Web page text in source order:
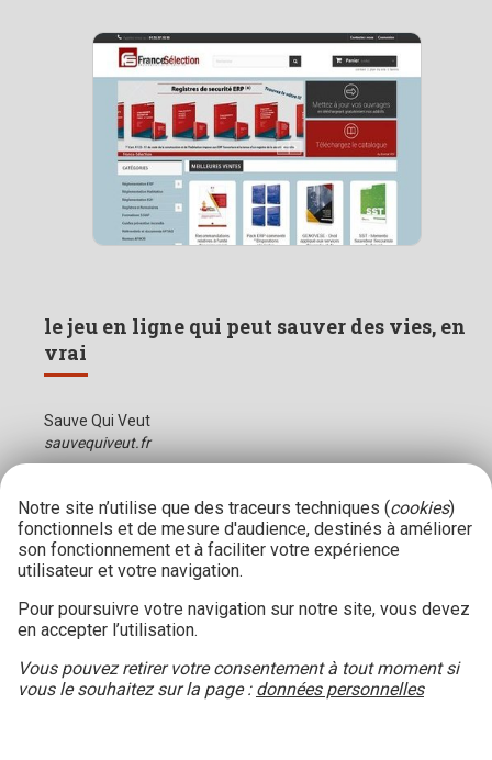
le jeu en ligne qui peut sauver des vies, en
vrai
Sauve Qui Veut
sauvequiveut.fr
Notre site n’utilise que des traceurs techniques (cookies)
fonctionnels et de mesure d'audience, destinés à améliorer
son fonctionnement et à faciliter votre expérience
utilisateur et votre navigation.
Pour poursuivre votre navigation sur notre site, vous devez
en accepter l’utilisation.
Vous pouvez retirer votre consentement à tout moment si
vous le souhaitez sur la page : données personnelles